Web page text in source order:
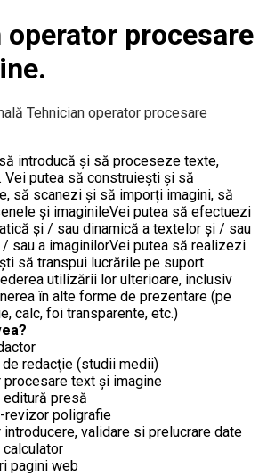
operator procesare
Tehnician operator procesare
introducă și să proceseze texte,
Vei putea să construiești şi să
să scanezi și să imporți imagini, să
și imaginileVei putea să efectuezi
și / sau dinamică a textelor și / sau
sau a imaginilorVei putea să realizezi
să transpui lucrările pe suport
utilizării lor ulterioare, inclusiv
în alte forme de prezentare (pe
calc, foi transparente, etc.)
de redacţie (studii medii)
procesare text şi imagine
editură presă
revizor poligrafie
introducere, validare si prelucrare date
calculator
pagini web